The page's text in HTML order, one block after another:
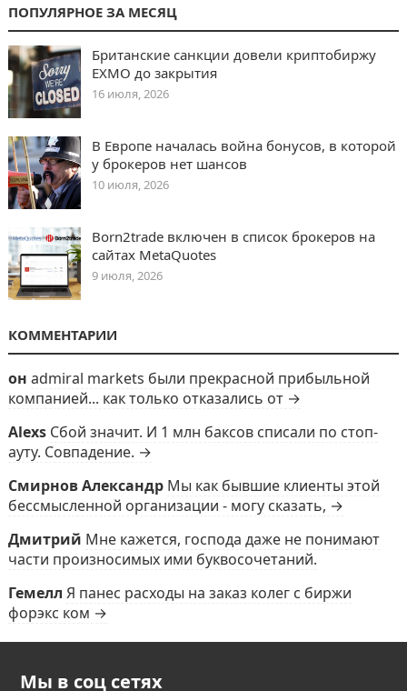
ПОПУЛЯРНОЕ ЗА МЕСЯЦ
Британские санкции довели криптобиржу
EXMO до закрытия
16 июля, 2026
В Европе началась война бонусов, в которой
у брокеров нет шансов
10 июля, 2026
Born2trade включен в список брокеров на
сайтах MetaQuotes
9 июля, 2026
КОММЕНТАРИИ
он admiral markets были прекрасной прибыльной
компанией... как только отказались от →
Alexs Сбой значит. И 1 млн баксов списали по стоп-
ауту. Совпадение. →
Смирнов Александр Мы как бывшие клиенты этой
бессмысленной организации - могу сказать, →
Дмитрий Мне кажется, господа даже не понимают
части произносимых ими буквосочетаний.
Гемелл Я панес расходы на заказ колег с биржи
форэкс ком →
Мы в соц сетях